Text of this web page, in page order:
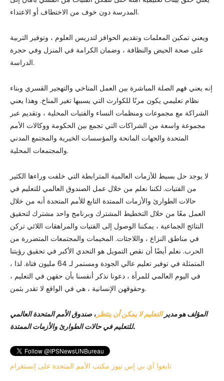
المدرسة دون خوف من الاختطاف أو الاعتداء.
ويعني تمكين المعلمات وتقديم الحوافز لتدريس العلوم ، وتوفير التربية
على صحة الحيض والنظافة ، وضمان الكرامة في المنزل وفي حجرة
الدراسة.
إنه يعني فهم الصلة المباشرة بين العمل المناخي والتهجير القسري وبناء
نظام تعليمي يكون مرنًا للكوارث التي يسببها تغير المناخ. وهذا يعني
الشراكة مع مجموعات ومنظمات النساء والفتيات المحلية ، وتقديم عبر
مجموعة واسعة من الشراكات التي تجمع بين الحكومة ووكالات الأمم
المتحدة والجهات المانحة والمؤسسات الخيرية والمجتمع المدني
والمجتمعات المحلية.
لا يوجد حل بسيط للأزمات العالمية المترابطة التي خلفت وراءها الكثير
من الفتيات. لكننا نعلم من خلال عمل الصندوق العالمي للتعليم في
حالات الطوارئ والأزمات الممتدة التابع للأمم المتحدة أنه من خلال
العمل معًا من خلال التخطيط المشترك وبرنامج واحد مشترك لتحقيق
النتائج الجماعية ، يمكننا الوصول إلى الفتيات والمراهقات اللائي تركن
في مناطق النزاع ، واللاجئات. المخيمات والمجتمعات المتضررة من
الحرب. نعلم أيضًا أن نقص التمويل هو التحدي الأكبر في تحقيق رؤيتنا
المتمثلة في توفير تعليم عالي الجودة ومستمر لـ 64 مليون فتاة. لذا ،
في اليوم العالمي للمرأة ، دعونا نذكر أنفسنا بأن حقهن في التعليم ،
وحقوقهن الإنسانية ، هي في الواقع لا تقدر بثمن.
المؤلف هو مديرالتعليم لا يمكن أن ينتظر، صندوق الأمم المتحدة العالمي
للتعليم في حالات الطوارئ والأزمات الممتدة.
تابعوا آي بي إس نيوز مكتب الأمم المتحدة على إنستغرام